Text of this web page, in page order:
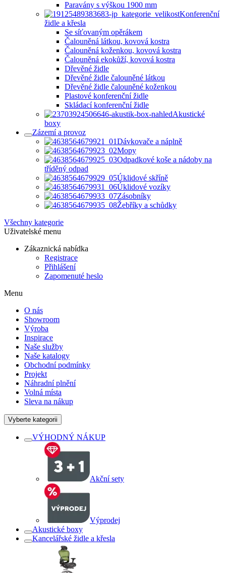
Paravány s výškou 1900 mm
Konferenční
židle a křesla
Se síťovaným opěrákem
Čalouněná látkou, kovová kostra
Čalouněná koženkou, kovová kostra
Čalouněná ekokůží, kovová kostra
Dřevěné židle
Dřevěné židle čalouněné látkou
Dřevěné židle čalouněné koženkou
Plastové konferenční židle
Skládací konferenční židle
Akustické
boxy
Zázemí a provoz
Dávkovače a náplně
Mopy
Odpadkové koše a nádoby na
tříděný odpad
Úklidové skříně
Úklidové vozíky
Zásobníky
Žebříky a schůdky
Všechny kategorie
Uživatelské menu
Zákaznická nabídka
Registrace
Přihlášení
Zapomenuté heslo
Menu
O nás
Showroom
Výroba
Inspirace
Naše služby
Naše katalogy
Obchodní podmínky
Projekt
Náhradní plnění
Volná místa
Sleva na nákup
Vyberte kategorii
VÝHODNÝ NÁKUP
Akční sety
Výprodej
Akustické boxy
Kancelářské židle a křesla